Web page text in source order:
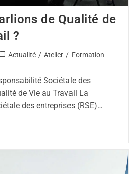
de Qualité de
?
Actualité / Atelier / Formation
Sociétale des
de Vie au Travail La
des entreprises (RSE)…